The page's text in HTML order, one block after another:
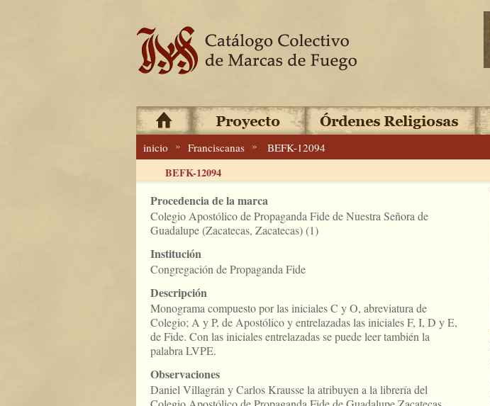
inicio » Franciscanas » BEFK-12094
BEFK-12094
Procedencia de la marca
Colegio Apostólico de Propaganda Fide de Nuestra Señora de
Guadalupe (Zacatecas, Zacatecas) (1)
Institución
Congregación de Propaganda Fide
Descripción
Monograma compuesto por las iniciales C y O, abreviatura de
Colegio; A y P, de Apostólico y entrelazadas las iniciales F, I, D y E,
de Fide. Con las iniciales entrelazadas se puede leer también la
palabra LVPE.
Observaciones
Daniel Villagrán y Carlos Krausse la atribuyen a la librería del